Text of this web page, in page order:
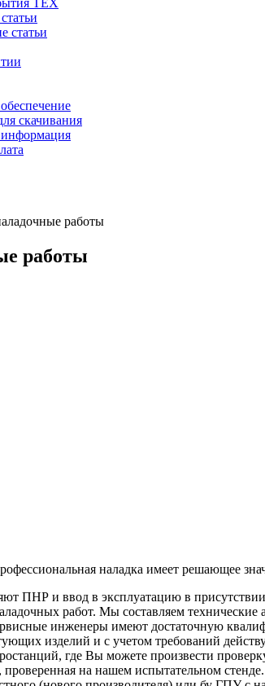
ТЕХ
статьи
скачивания
работы
работы
наладка имеет решающее
ПНР и ввод в эксплуатацию в присутствии
работ. Мы составляем
инженеры имеют достаточную
изделий и с учетом требований
где Вы можете произвести
проверенная на нашем испытательном